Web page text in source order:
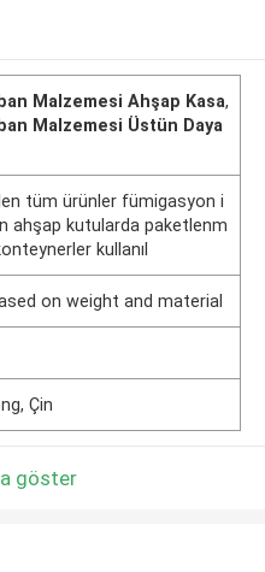
Malzemesi Ahşap Kasa,
Malzemesi Üstün Daya
tüm ürünler fümigasyon i
ahşap kutularda paketlenm
kullanıl
on weight and material
Çin
göster